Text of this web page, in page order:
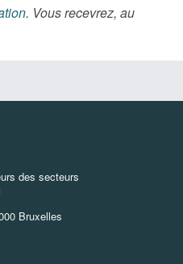
. Vous recevrez, au
des secteurs
Bruxelles